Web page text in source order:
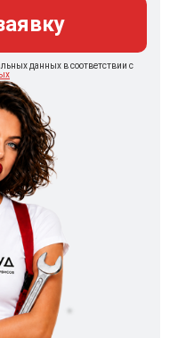
данных в соответствии с